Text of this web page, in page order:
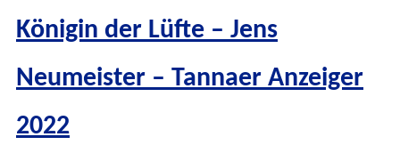
Königin der Lüfte – Jens
Neumeister – Tannaer Anzeiger
2022